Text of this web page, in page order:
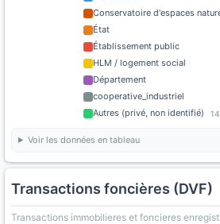
Conservatoire d'espaces
État
Établissement public
HLM / logement social
Département
cooperative_industriel
Autres (privé, non identifié)
Voir les données en tableau
Transactions foncières (DVF)
Transactions immobilieres et foncieres